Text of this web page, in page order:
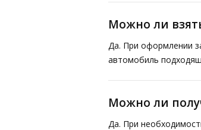
Можно ли
Да. При оформлении
автомобиль
Можно ли
Да. При